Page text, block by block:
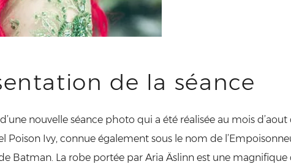
de la séance
nouvelle séance photo qui a été réalisée au mois
Poison Ivy, connue également sous le nom de
Batman. La robe portée par Aria Äslinn est une